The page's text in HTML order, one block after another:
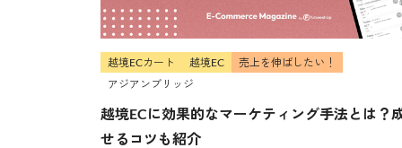
越境ECカート 越境EC
売上を伸ばしたい！
アジアンブリッジ
越境ECに効果的なマーケティング手法とは？
せるコツも紹介